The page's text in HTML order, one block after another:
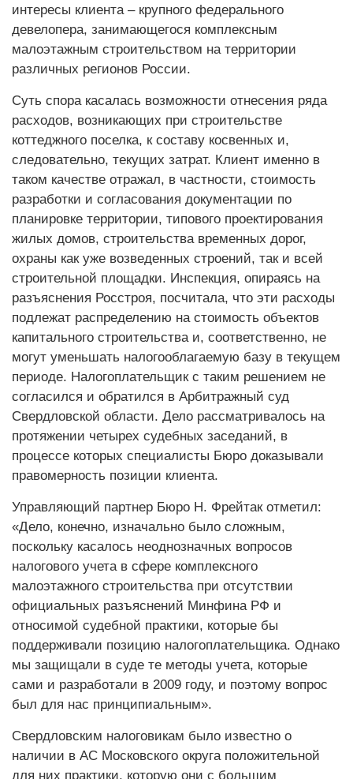
интересы клиента – крупного федерального
девелопера, занимающегося комплексным
малоэтажным строительством на территории
различных регионов России.
Суть спора касалась возможности отнесения ряда
расходов, возникающих при строительстве
коттеджного поселка, к составу косвенных и,
следовательно, текущих затрат. Клиент именно в
таком качестве отражал, в частности, стоимость
разработки и согласования документации по
планировке территории, типового проектирования
жилых домов, строительства временных дорог,
охраны как уже возведенных строений, так и всей
строительной площадки. Инспекция, опираясь на
разъяснения Росстроя, посчитала, что эти расходы
подлежат распределению на стоимость объектов
капитального строительства и, соответственно, не
могут уменьшать налогооблагаемую базу в текущем
периоде. Налогоплательщик с таким решением не
согласился и обратился в Арбитражный суд
Свердловской области. Дело рассматривалось на
протяжении четырех судебных заседаний, в
процессе которых специалисты Бюро доказывали
правомерность позиции клиента.
Управляющий партнер Бюро Н. Фрейтак отметил:
«Дело, конечно, изначально было сложным,
поскольку касалось неоднозначных вопросов
налогового учета в сфере комплексного
малоэтажного строительства при отсутствии
официальных разъяснений Минфина РФ и
относимой судебной практики, которые бы
поддерживали позицию налогоплательщика. Однако
мы защищали в суде те методы учета, которые
сами и разработали в 2009 году, и поэтому вопрос
был для нас принципиальным».
Свердловским налоговикам было известно о
наличии в АС Московского округа положительной
для них практики, которую они с большим